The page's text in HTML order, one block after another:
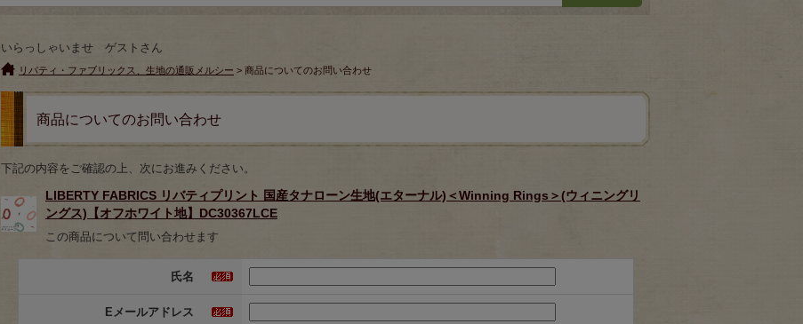
いらっしゃいませ ゲストさん
リバティ・ファブリックス、生地の通販メルシー > 商品についてのお問い合わせ
商品についてのお問い合わせ
下記の内容をご確認の上、次にお進みください。
LIBERTY FABRICS リバティプリント 国産タナローン生地(エターナル)＜Winning Rings＞(ウィニングリ
ングス)【オフホワイト地】DC30367LCE
この商品について問い合わせます
氏名
Eメールアドレス